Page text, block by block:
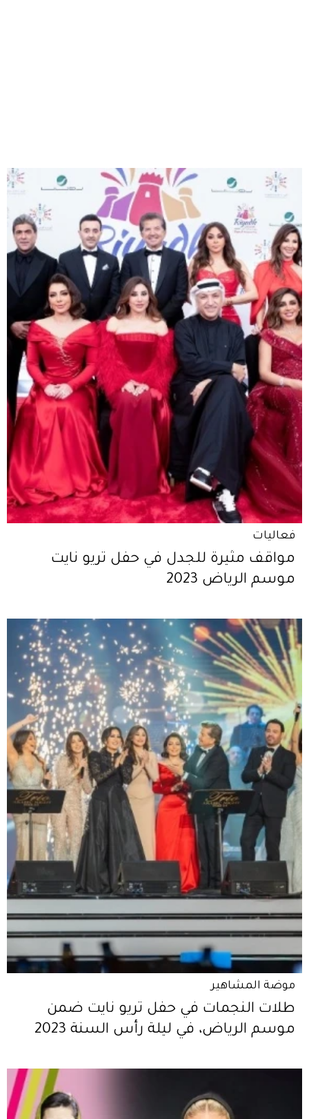
فعاليات
مواقف مثيرة للجدل في حفل تريو نايت
موسم الرياض 2023
موضة المشاهير
طلات النجمات في حفل تريو نايت ضمن
موسم الرياض، في ليلة رأس السنة 2023